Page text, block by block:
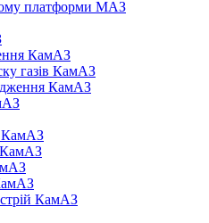
платформи МАЗ
КамАЗ
газів КамАЗ
КамАЗ
КамАЗ
КамАЗ
КамАЗ